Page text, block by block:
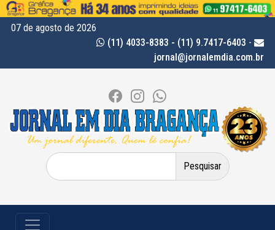
07 de agosto de 2026
(11) 4033-8383 - (11) 9.7417-6403 -
jornal@jornalemdia.com.br
Pesquisar
por: